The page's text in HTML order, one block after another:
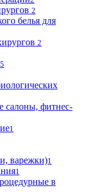
2
белья для
2
салоны, фитнес-
1
варежки)1
1
в